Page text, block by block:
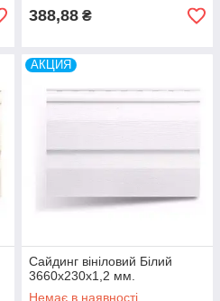
388,88 ₴
АКЦИЯ
Сайдинг вініловий Білий
3660х230х1,2 мм.
Немає в наявності